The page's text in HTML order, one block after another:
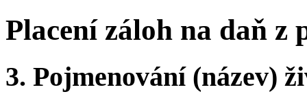
Placení záloh na daň
3. Pojmenování (název)